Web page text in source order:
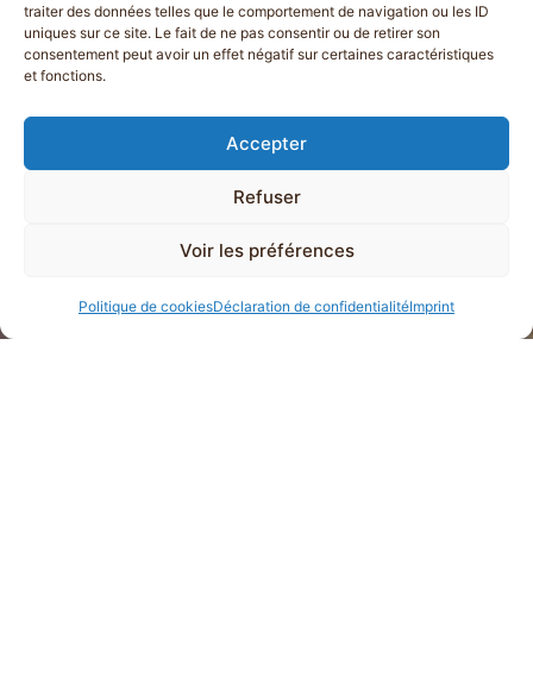
traiter des données telles que le comportement de navigation ou les ID
uniques sur ce site. Le fait de ne pas consentir ou de retirer son
consentement peut avoir un effet négatif sur certaines caractéristiques
et fonctions.
Accepter
Refuser
Voir les préférences
Politique de cookiesDéclaration de confidentialitéImprint
getting out of bed
Experience a unique moment at